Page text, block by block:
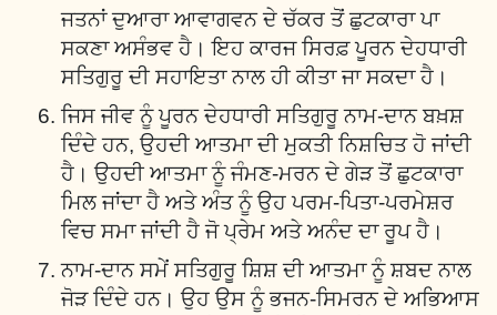
ਜਤਨਾਂ ਦੁਆਰਾ ਆਵਾਗਵਨ ਦੇ ਚੱਕਰ ਤੋਂ ਛੁਟਕਾਰਾ ਪਾ
ਸਕਣਾ ਅਸੰਭਵ ਹੈ। ਇਹ ਕਾਰਜ ਸਿਰਫ਼ ਪੂਰਨ ਦੇਹਧਾਰੀ
ਸਤਿਗੁਰੂ ਦੀ ਸਹਾਇਤਾ ਨਾਲ ਹੀ ਕੀਤਾ ਜਾ ਸਕਦਾ ਹੈ।
ਜਿਸ ਜੀਵ ਨੂੰ ਪੂਰਨ ਦੇਹਧਾਰੀ ਸਤਿਗੁਰੂ ਨਾਮ-ਦਾਨ ਬਖ਼ਸ਼
ਦਿੰਦੇ ਹਨ, ਉਹਦੀ ਆਤਮਾ ਦੀ ਮੁਕਤੀ ਨਿਸ਼ਚਿਤ ਹੋ ਜਾਂਦੀ
ਹੈ। ਉਹਦੀ ਆਤਮਾ ਨੂੰ ਜੰਮਣ-ਮਰਨ ਦੇ ਗੇੜ ਤੋਂ ਛੁਟਕਾਰਾ
ਮਿਲ ਜਾਂਦਾ ਹੈ ਅਤੇ ਅੰਤ ਨੂੰ ਉਹ ਪਰਮ-ਪਿਤਾ-ਪਰਮੇਸ਼ਰ
ਵਿਚ ਸਮਾ ਜਾਂਦੀ ਹੈ ਜੋ ਪ੍ਰੇਮ ਅਤੇ ਅਨੰਦ ਦਾ ਰੂਪ ਹੈ।
ਨਾਮ-ਦਾਨ ਸਮੇਂ ਸਤਿਗੁਰੂ ਸ਼ਿਸ਼ ਦੀ ਆਤਮਾ ਨੂੰ ਸ਼ਬਦ ਨਾਲ
ਜੋੜ ਦਿੰਦੇ ਹਨ। ਉਹ ਉਸ ਨੂੰ ਭਜਨ-ਸਿਮਰਨ ਦੇ ਅਭਿਆਸ